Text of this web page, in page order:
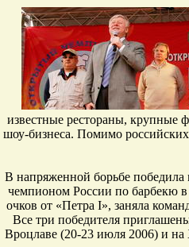
известные рестораны, крупные
шоу-бизнеса. Помимо
В напряженной борьбе
чемпионом России по барбекю в
очков от «Петра I», заняла
Все три победителя
Вроцлаве (20-23 июля 2006) и